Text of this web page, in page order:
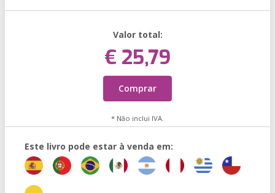
Valor total:
€ 25,79
Comprar
* Não inclui IVA.
Este livro pode estar à venda em: